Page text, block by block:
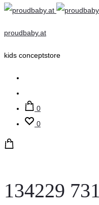
proudbaby.at
kids conceptstore
0
0
134229